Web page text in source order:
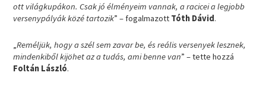
ott világkupákon. Csak jó élményeim vannak, a racicei a legjobb
versenypályák közé tartozik” – fogalmazott Tóth Dávid.
„Reméljük, hogy a szél sem zavar be, és reális versenyek lesznek,
mindenkiből kijöhet az a tudás, ami benne van” – tette hozzá
Foltán László.